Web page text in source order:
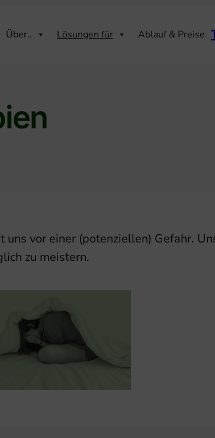
Über.. Lösungen für Ablauf & Preise
vor einer (potenziellen) Gefahr.
zu meistern.